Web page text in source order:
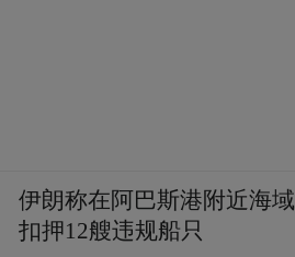
伊朗称在阿巴斯港附近海域
扣押12艘违规船只